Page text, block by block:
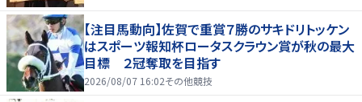
【注目馬動向】佐賀で重賞７勝のサキドリトッケン
はスポーツ報知杯ロータスクラウン賞が秋の最大
目標 ２冠奪取を目指す
2026/08/07 16:02その他競技